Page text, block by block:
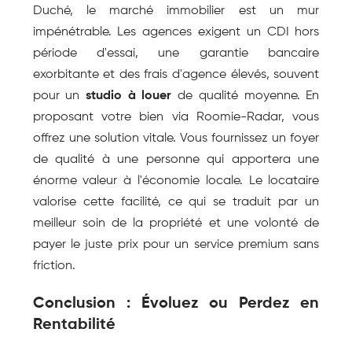
Duché, le marché immobilier est un mur
impénétrable. Les agences exigent un CDI hors
période d'essai, une garantie bancaire
exorbitante et des frais d'agence élevés, souvent
pour un studio à louer de qualité moyenne. En
proposant votre bien via Roomie-Radar, vous
offrez une solution vitale. Vous fournissez un foyer
de qualité à une personne qui apportera une
énorme valeur à l'économie locale. Le locataire
valorise cette facilité, ce qui se traduit par un
meilleur soin de la propriété et une volonté de
payer le juste prix pour un service premium sans
friction.
Conclusion : Évoluez ou Perdez en
Rentabilité